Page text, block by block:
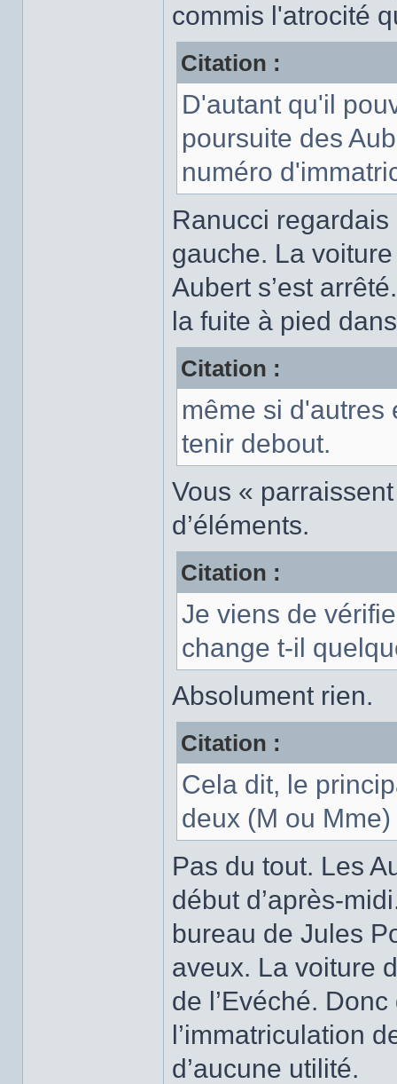
commis l'atrocité
Citation :
D'autant qu'il
poursuite des
numéro
Ranucci
gauche. La
Aubert s’est
la fuite à pied
Citation :
même si d'autres
tenir debout.
Vous «
d’éléments.
Citation :
Je viens de
change t-il
Absolument rien.
Citation :
Cela dit, le
deux (M ou
Pas du tout. Les
début d’après-
bureau de Jules
aveux. La voiture
de l’Evéché.
l’immatriculation
d’aucune utilité.